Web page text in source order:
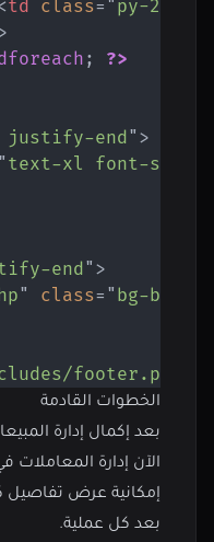
td class= " py-2
;
?>
end" >
" text-xl font-
end" >
" class= " bg-blue-
footer.php'
الخطوات القادمة
بعد إكمال إدارة
الآن إدارة المعاملات
إمكانية عرض تفاصيل
بعد كل عملية.